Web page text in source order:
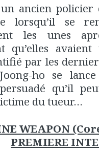
un ancien
lorsqu’il se
les unes
qu’elles
par les
ho se
persuadé qu’il
du tueur…
WEAPON
PREMIERE